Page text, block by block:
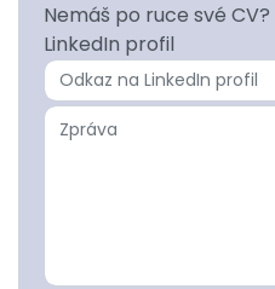
Nemáš po ruce své
LinkedIn profil